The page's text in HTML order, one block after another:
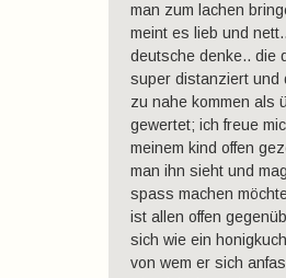
man zum lachen
meint es lieb und
deutsche denke.. die
super distanziert und
zu nahe kommen als
gewertet; ich freue
meinem kind offen
man ihn sieht und
spass machen
ist allen offen
sich wie ein
von wem er sich